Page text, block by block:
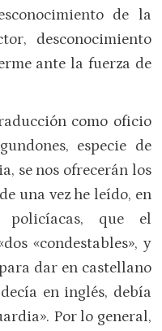
de la
desconocimiento
ante la fuerza de
como oficio
especie de
se nos ofrecerán los
una vez he leído, en
policíacas, que el
«condestables», y
dar en castellano
en inglés, debía
Por lo general,